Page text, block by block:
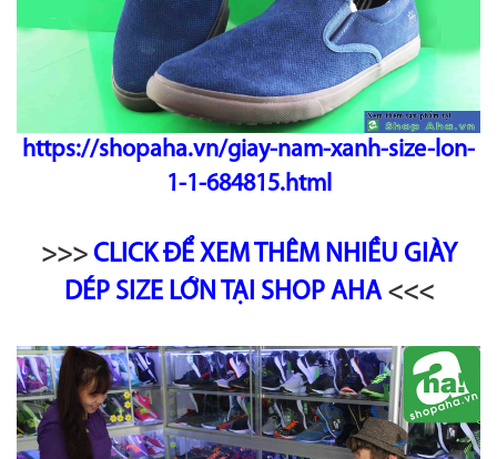
https://shopaha.vn/giay-nam-xanh-size-lon-
1-1-684815.html
>>> CLICK ĐỂ XEM THÊM NHIỀU GIÀY
DÉP SIZE LỚN TẠI SHOP AHA<<<